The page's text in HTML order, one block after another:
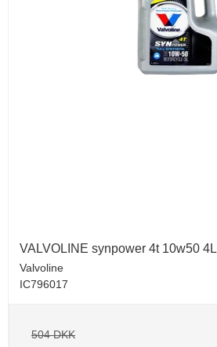
VALVOLINE synpower 4t 10w50 4L
Valvoline
IC796017
504 DKK